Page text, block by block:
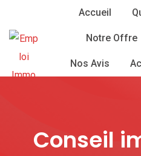
content
Accueil
Notre Offre
Nos Avis
Conseil